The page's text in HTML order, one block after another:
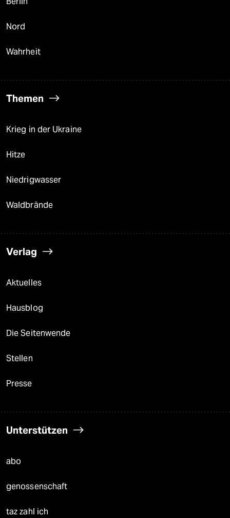
Nord
Wahrheit
Themen
Krieg in der Ukraine
Hitze
Niedrigwasser
Waldbrände
Verlag
Aktuelles
Hausblog
Die Seitenwende
Stellen
Presse
Unterstützen
abo
genossenschaft
taz zahl ich